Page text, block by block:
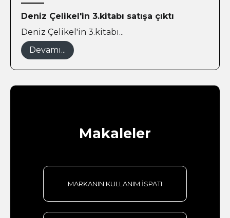
Deniz Çelikel'in 3.kitabı satışa çıktı
Deniz Çelikel'in 3.kitabı...
Devamı...
Makaleler
MARKANIN KULLANIM İSPATI